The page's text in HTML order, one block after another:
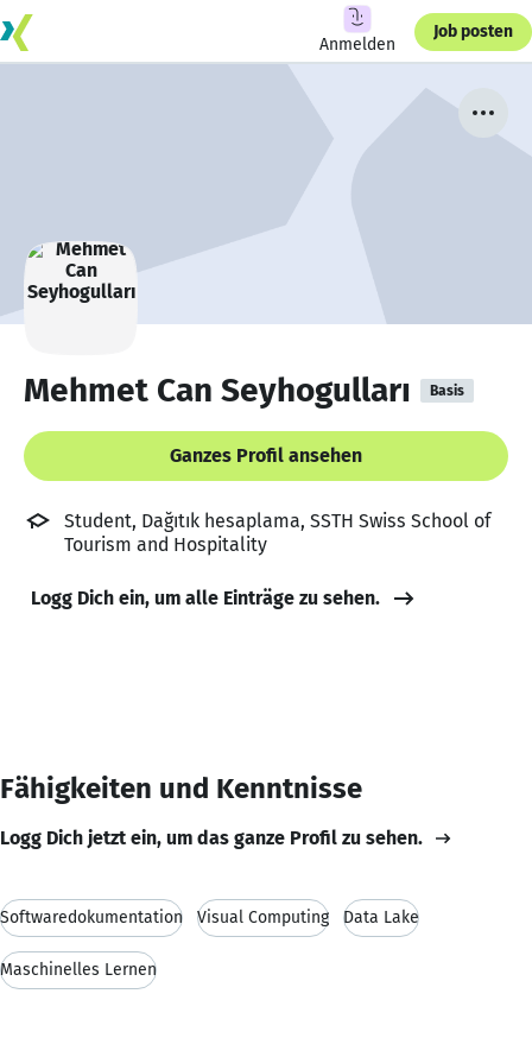
Anmelden
Job posten
Mehmet Can Seyhogulları Basis
Ganzes Profil ansehen
Student, Dağıtık hesaplama, SSTH Swiss School of
Tourism and Hospitality
Logg Dich ein, um alle Einträge zu sehen.
Fähigkeiten und Kenntnisse
Logg Dich jetzt ein, um das ganze Profil zu sehen.
Softwaredokumentation Visual Computing Data Lake
Maschinelles Lernen